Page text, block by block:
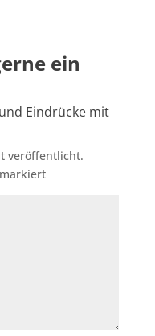
veröffentlicht.
markiert